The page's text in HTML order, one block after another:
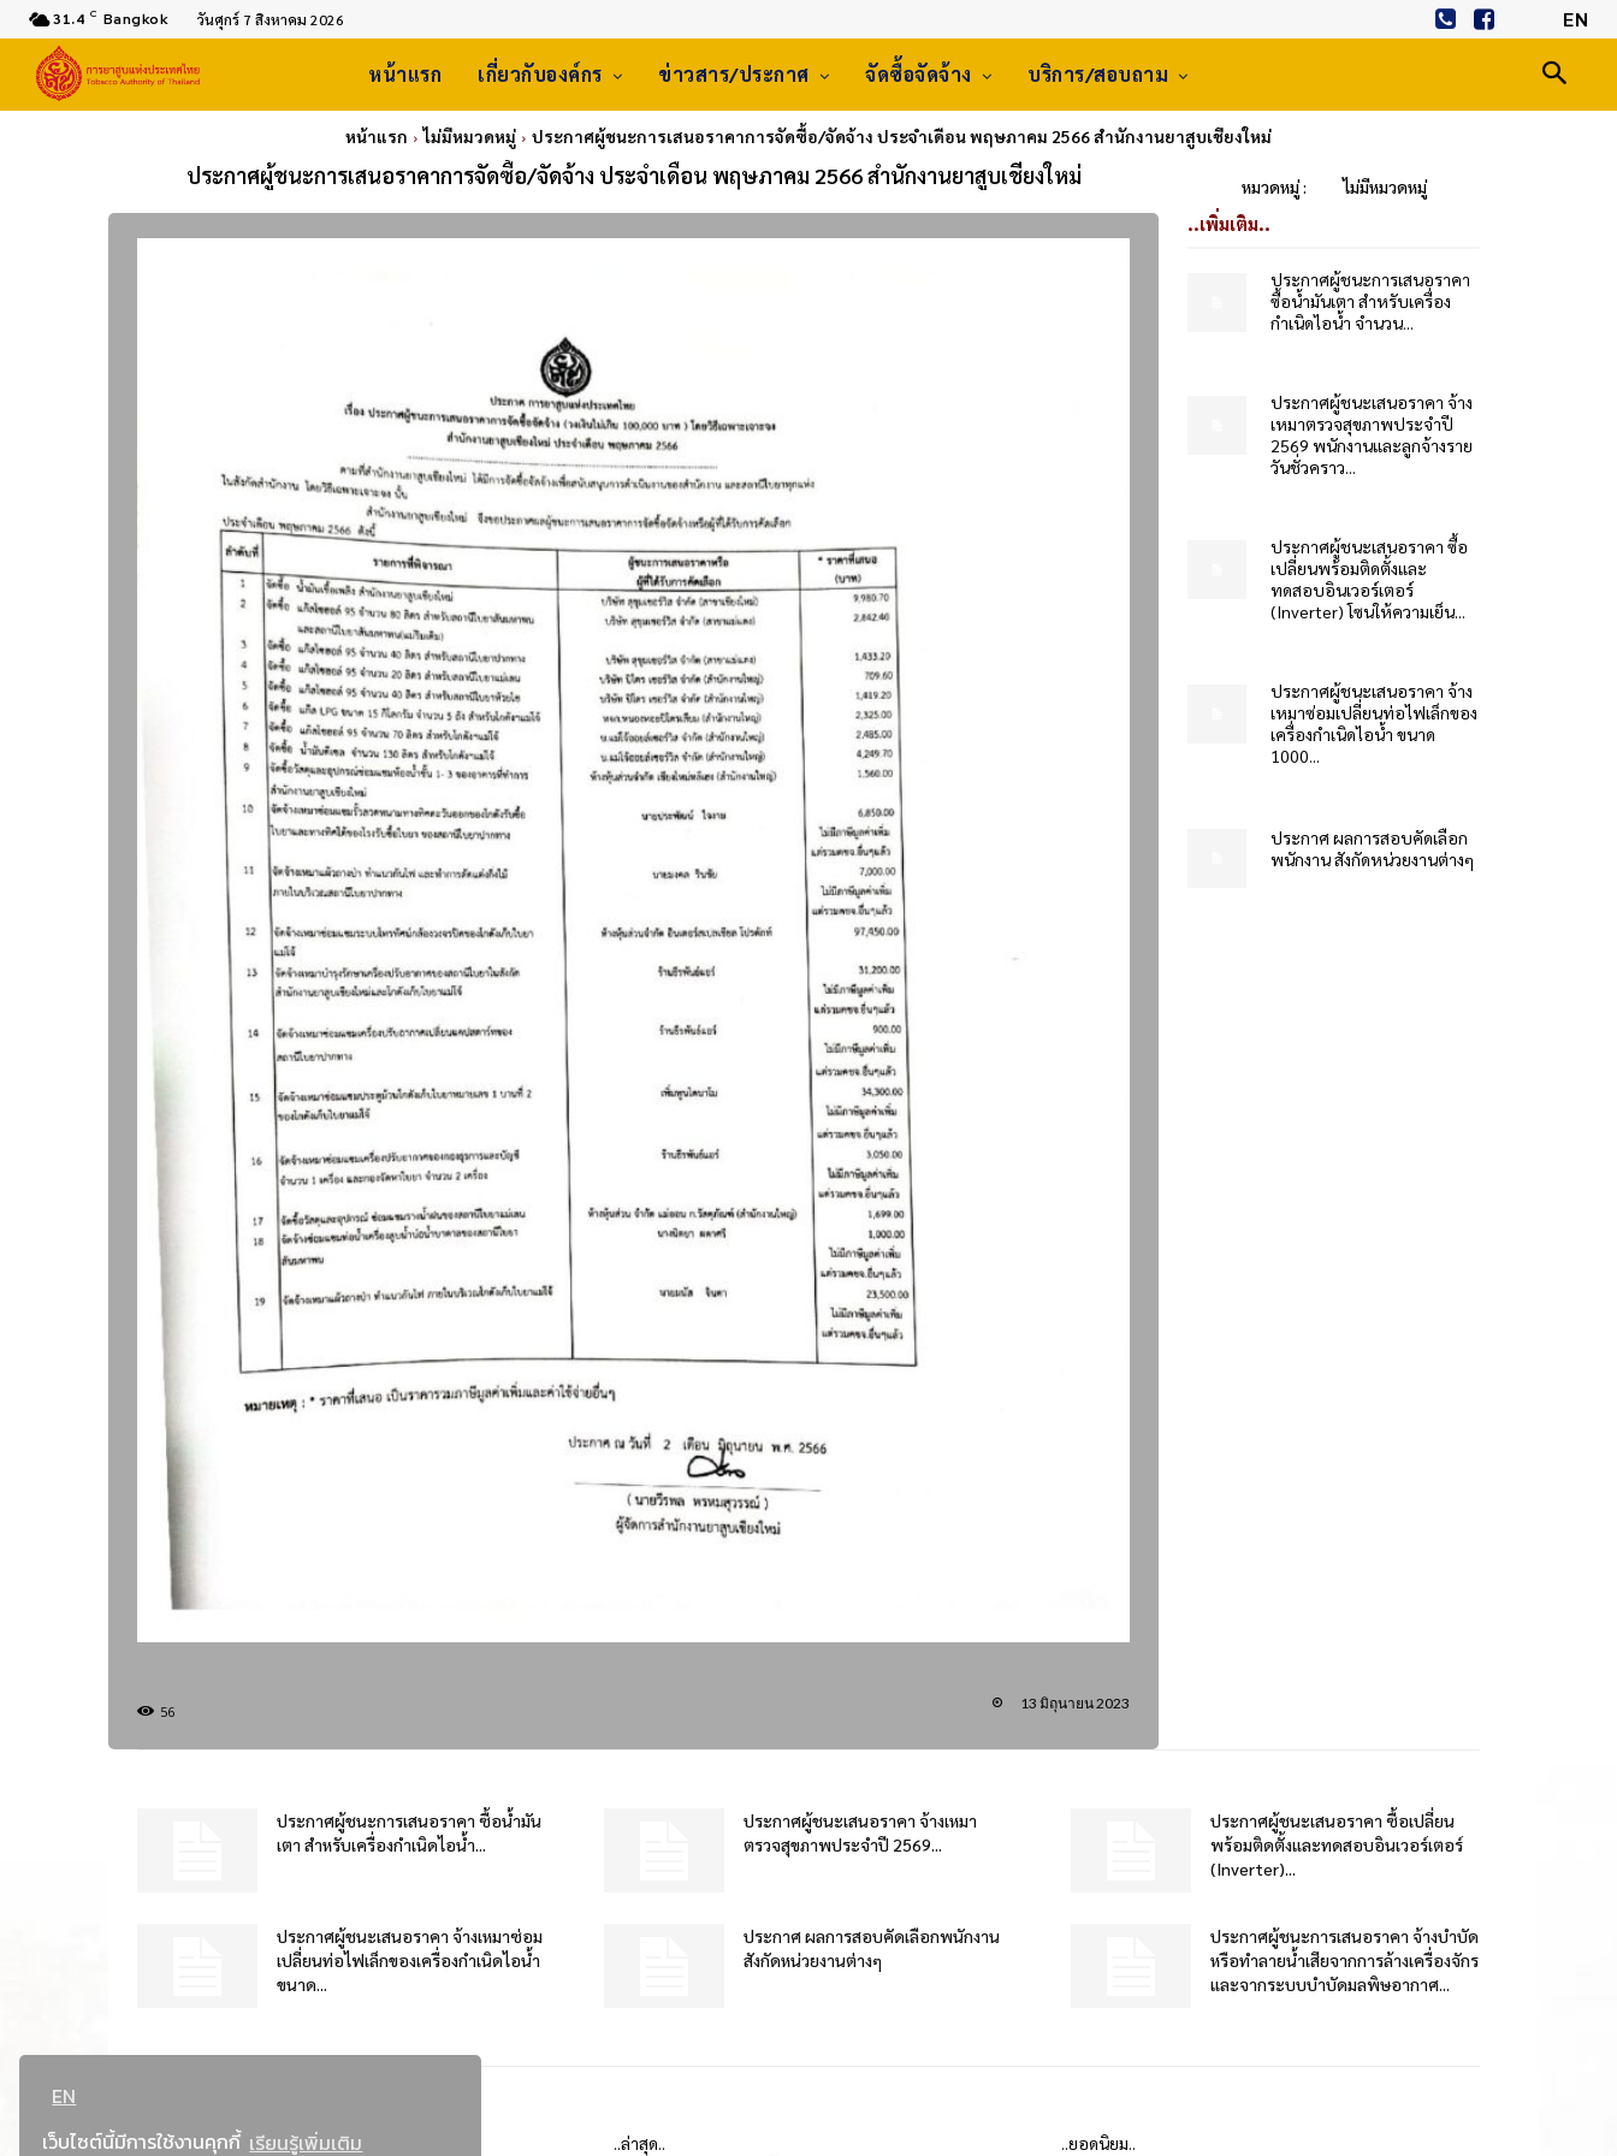
EN
เว็บไซต์นี้มีการใช้งานคุกกี้ เรียนรู้เพิ่มเติม
31.4 C Bangkok วันศุกร์ 7 สิงหาคม 2026 EN
หน้าแรก เกี่ยวกับองค์กร ข่าวสาร/ประกาศ จัดซื้อจัดจ้าง บริการ/สอบถาม
หน้าแรก ไม่มีหมวดหมู่ ประกาศผู้ชนะการเสนอราคาการจัดซื้อ/จัดจ้าง ประจำเดือน พฤษภาคม 2566 สำนักงานยาสูบเชียงใหม่
ประกาศผู้ชนะการเสนอราคาการจัดซื้อ/จัดจ้าง ประจำเดือน พฤษภาคม 2566 สำนักงานยาสูบเชียงใหม่ หมวดหมู่ : ไม่มีหมวดหมู่
56 13 มิถุนายน 2023
..เพิ่มเติม..
ประกาศผู้ชนะการเสนอราคา
ซื้อน้ำมันเตา สำหรับเครื่อง
กำเนิดไอน้ำ จำนวน...
ประกาศผู้ชนะเสนอราคา จ้าง
เหมาตรวจสุขภาพประจำปี
2569 พนักงานและลูกจ้างราย
วันชั่วคราว...
ประกาศผู้ชนะเสนอราคา ซื้อ
เปลี่ยนพร้อมติดตั้งและ
ทดสอบอินเวอร์เตอร์
(Inverter) โซนให้ความเย็น...
ประกาศผู้ชนะเสนอราคา จ้าง
เหมาซ่อมเปลี่ยนท่อไฟเล็กของ
เครื่องกำเนิดไอน้ำ ขนาด
1000...
ประกาศ ผลการสอบคัดเลือก
พนักงาน สังกัดหน่วยงานต่างๆ
ประกาศผู้ชนะการเสนอราคา ซื้อน้ำมัน
เตา สำหรับเครื่องกำเนิดไอน้ำ...
ประกาศผู้ชนะเสนอราคา จ้างเหมา
ตรวจสุขภาพประจำปี 2569...
ประกาศผู้ชนะเสนอราคา ซื้อเปลี่ยน
พร้อมติดตั้งและทดสอบอินเวอร์เตอร์
(Inverter)...
ประกาศผู้ชนะเสนอราคา จ้างเหมาซ่อม
เปลี่ยนท่อไฟเล็กของเครื่องกำเนิดไอน้ำ
ขนาด...
ประกาศ ผลการสอบคัดเลือกพนักงาน
สังกัดหน่วยงานต่างๆ
ประกาศผู้ชนะการเสนอราคา จ้างบำบัด
หรือทำลายน้ำเสียจากการล้างเครื่องจักร
และจากระบบบำบัดมลพิษอากาศ...
..ล่าสุด.. ..ยอดนิยม..